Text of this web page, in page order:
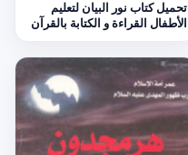
تحميل كتاب نور البيان لتعليم
الأطفال القراءة و الكتابة بالقرآن